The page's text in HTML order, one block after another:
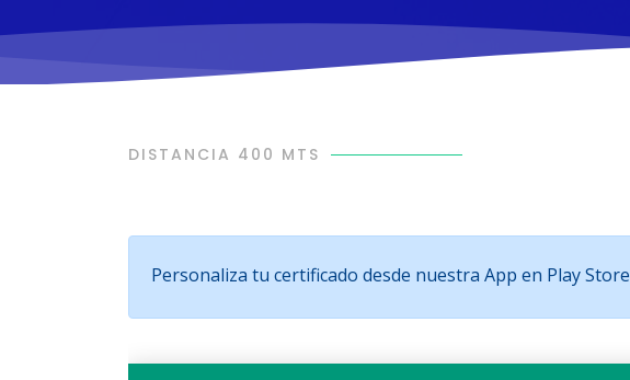
DISTANCIA 400 MTS
Personaliza tu certificado desde nuestra App en Play Store